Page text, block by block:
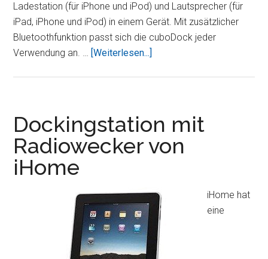
Ladestation (für iPhone und iPod) und Lautsprecher (für
iPad, iPhone und iPod) in einem Gerät. Mit zusätzlicher
Bluetoothfunktion passt sich die cuboDock jeder
Verwendung an. … [Weiterlesen...]
Musik
von
und
iPod
wieder
Dockingstation mit
Radiowecker von
iHome
iHome hat
eine